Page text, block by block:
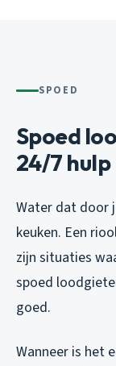
SPOED
Spoed
24/7 hulp
Water dat door
keuken. Een
zijn situaties
spoed
goed.
Wanneer is het